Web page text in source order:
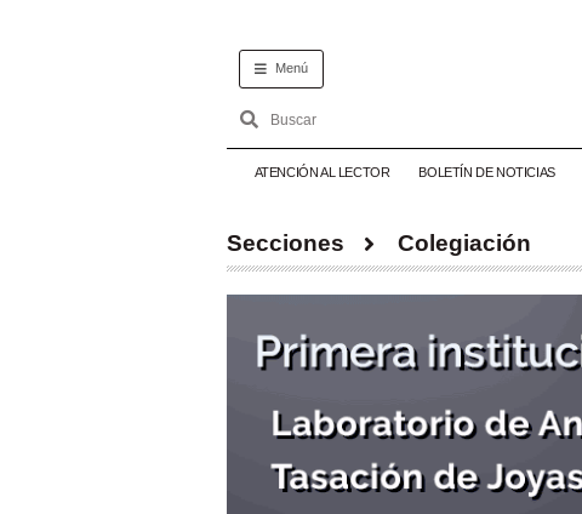
Menú
ATENCIÓN AL LECTOR BOLETÍN DE NOTICIAS
Secciones Colegiación